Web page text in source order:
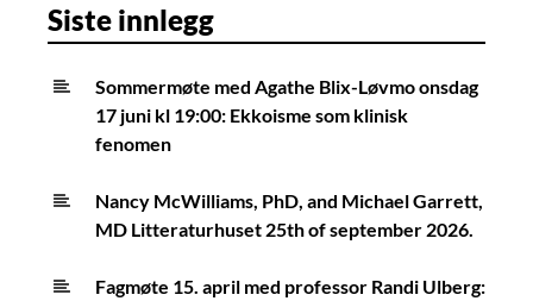
Siste innlegg
Sommermøte med Agathe Blix-Løvmo onsdag
17 juni kl 19:00: Ekkoisme som klinisk
fenomen
Nancy McWilliams, PhD, and Michael Garrett,
MD Litteraturhuset 25th of september 2026.
Fagmøte 15. april med professor Randi Ulberg: